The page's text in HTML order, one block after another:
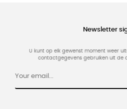
Newsletter
U kunt op elk gewenst moment weer
contactgegevens gebruiken uit de